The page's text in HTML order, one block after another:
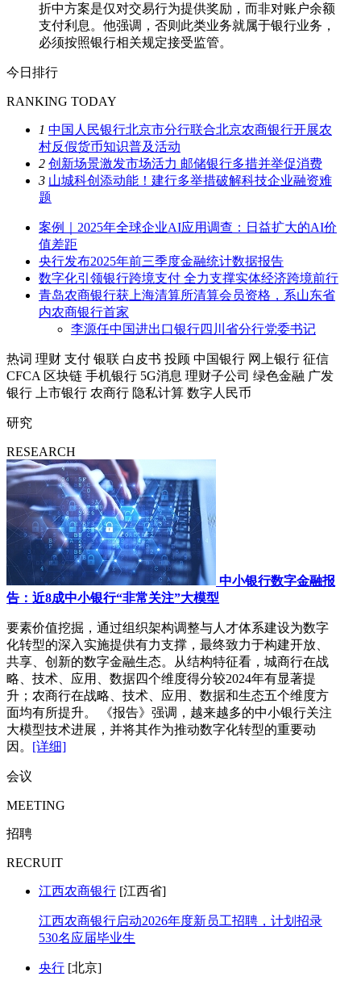
折中方案是仅对交易行为提供奖励，而非对账户余额
支付利息。他强调，否则此类业务就属于银行业务，
必须按照银行相关规定接受监管。
今日排行
RANKING TODAY
1 中国人民银行北京市分行联合北京农商银行开展农
村反假货币知识普及活动
2 创新场景激发市场活力 邮储银行多措并举促消费
3 山城科创添动能！建行多举措破解科技企业融资难
题
案例｜2025年全球企业AI应用调查：日益扩大的AI价
值差距
央行发布2025年前三季度金融统计数据报告
数字化引领银行跨境支付 全力支撑实体经济跨境前行
青岛农商银行获上海清算所清算会员资格，系山东省
内农商银行首家
李源任中国进出口银行四川省分行党委书记
热词 理财 支付 银联 白皮书 投顾 中国银行 网上银行 征信
CFCA 区块链 手机银行 5G消息 理财子公司 绿色金融 广发
银行
上市银行 农商行 隐私计算 数字人民币
研究
RESEARCH
中小银行数字金融报
告：近8成中小银行“非常关注”大模型
要素价值挖掘，通过组织架构调整与人才体系建设为数字
化转型的深入实施提供有力支撑，最终致力于构建开放、
共享、创新的数字金融生态。从结构特征看，城商行在战
略、技术、应用、数据四个维度得分较2024年有显著提
升；农商行在战略、技术、应用、数据和生态五个维度方
面均有所提升。 《报告》强调，越来越多的中小银行关注
大模型技术进展，并将其作为推动数字化转型的重要动
因。 [详细]
会议
MEETING
招聘
RECRUIT
江西农商银行 [江西省]
江西农商银行启动2026年度新员工招聘，计划招录
530名应届毕业生
央行 [北京]